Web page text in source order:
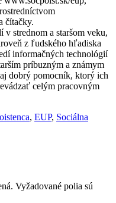
čítačky.
strednom a staršom veku,
z ľudského hľadiska
informačných technológií
príbuzným a známym
dobrý pomocník, ktorý ich
celým pracovným
, EUP, Sociálna
Vyžadované polia sú